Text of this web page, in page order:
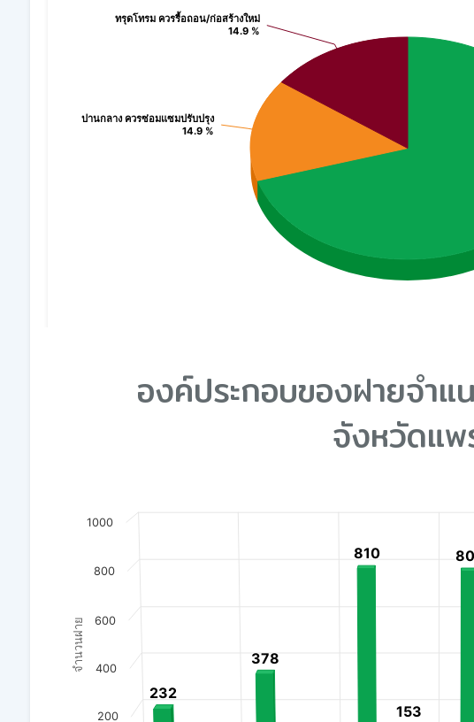
Pie chart with 3 slices.
View as data table, Chart
ปานกลาง ควรซ่อมแซมปรับปรุง
14.9 %
ปานกลาง ควรซ่อมแซมปรับปรุง
14.9 %
ทรุดโทรม ควรรื้อถอน/ก่อสร้างใหม่
14.9 %
ทรุดโทรม ควรรื้อถอน/ก่อสร้างใหม่
14.9 %
องค์ประกอบของฝายจำ
จังหวัดแพ
Chart
The chart has 1 Y axis displaying จำนวนฝาย. Data ranges from
จำนวนฝาย
153
153
232
232
378
378
810
810
200
400
600
800
1000